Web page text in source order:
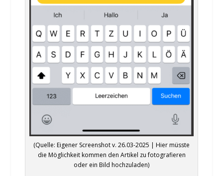
(Quelle: Eigener Screenshot v. 26.03-2025 | Hier müsste
die Möglichkeit kommen den Artikel zu fotografieren
oder ein Bild hochzuladen)